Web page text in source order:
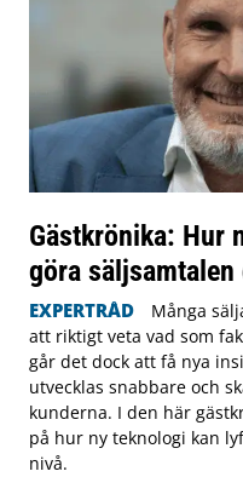
Gästkrönika: Hur
göra
EXPERTRÅD
Många
att riktigt veta vad som
går det dock att få nya
utvecklas snabbare och
kunderna. I den här
på hur ny teknologi kan
nivå.